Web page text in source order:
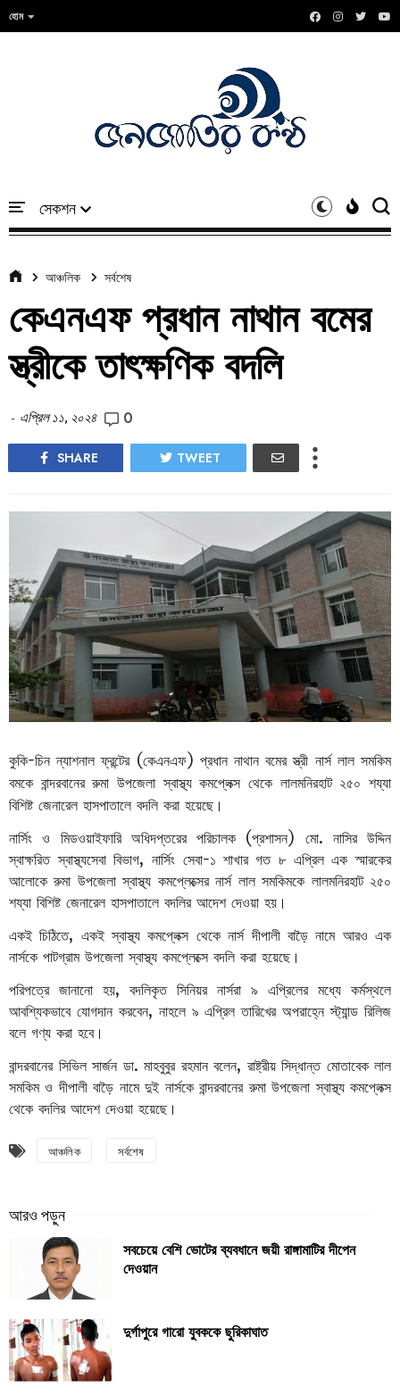
হোম
আঞ্চলিক সর্বশেষ
কেএনএফ প্রধান নাথান বমের
স্ত্রীকে তাৎক্ষণিক বদলি
- এপ্রিল ১১, ২০২৪ 0
SHARE TWEET
কুকি-চিন ন্যাশনাল ফ্রন্টের (কেএনএফ) প্রধান নাথান বমের স্ত্রী নার্স লাল সমকিম
বমকে বান্দরবানের রুমা উপজেলা স্বাস্থ্য কমপ্লেক্স থেকে লালমনিরহাট ২৫০ শয্যা
বিশিষ্ট জেনারেল হাসপাতালে বদলি করা হয়েছে।
নার্সিং ও মিডওয়াইফারি অধিদপ্তরের পরিচালক (প্রশাসন) মো. নাসির উদ্দিন
স্বাক্ষরিত স্বাস্থ্যসেবা বিভাগ, নার্সিং সেবা-১ শাখার গত ৮ এপ্রিল এক স্মারকের
আলোকে রুমা উপজেলা স্বাস্থ্য কমপ্লেক্সের নার্স লাল সমকিমকে লালমনিরহাট ২৫০
শয্যা বিশিষ্ট জেনারেল হাসপাতালে বদলির আদেশ দেওয়া হয়।
একই চিঠিতে, একই স্বাস্থ্য কমপ্লেক্স থেকে নার্স দীপালী বাড়ৈ নামে আরও এক
নার্সকে পাটগ্রাম উপজেলা স্বাস্থ্য কমপ্লেক্সে বদলি করা হয়েছে।
পরিপত্রে জানানো হয়, বদলিকৃত সিনিয়র নার্সরা ৯ এপ্রিলের মধ্যে কর্মস্থলে
আবশ্যিকভাবে যোগদান করবেন, নাহলে ৯ এপ্রিল তারিখের অপরাহ্নে স্ট্যান্ড রিলিজ
বলে গণ্য করা হবে।
বান্দরবানের সিভিল সার্জন ডা. মাহবুবুর রহমান বলেন, রাষ্ট্রীয় সিদ্ধান্ত মোতাবেক লাল
সমকিম ও দীপালী বাড়ৈ নামে দুই নার্সকে বান্দরবানের রুমা উপজেলা স্বাস্থ্য কমপ্লেক্স
থেকে বদলির আদেশ দেওয়া হয়েছে।
আঞ্চলিক সর্বশেষ
সবচেয়ে বেশি ভোটের ব্যবধানে জয়ী রাঙ্গামাটির দীপেন
দেওয়ান
দুর্গাপুরে গারো যুবককে ছুরিকাঘাত